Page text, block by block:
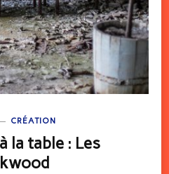
CRÉATION
la table : Les